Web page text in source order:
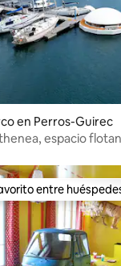
4.94 de 5, 104
en Perros-Guirec
espacio
entre
entre